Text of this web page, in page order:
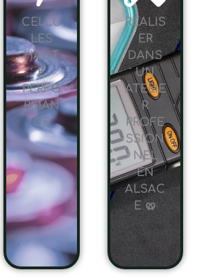
CELLU
LES
HAUT
E
PERFO
RMAN
CE
RÉALIS
ER
DANS
UN
ATELIE
R
PROFE
SSION
NEL
EN
ALSAC
E 🥨